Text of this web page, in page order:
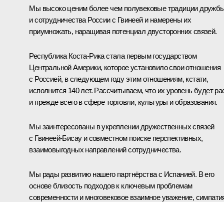
Мы высоко ценим более чем полувековые традиции
и сотрудничества России с Гвинеей и намерены их
приумножать, наращивая потенциал двусторонних связей.
Республика Коста-Рика стала первым государством
Центральной Америки, которое установило свои отношения
с Россией, в следующем году этим отношениям, кстати,
исполнится 140 лет. Рассчитываем, что их уровень будет
и прежде всего в сфере торговли, культуры и образования.
Мы заинтересованы в укреплении дружественных связей
с Гвинеей-Бисау и совместном поиске перспективных,
взаимовыгодных направлений сотрудничества.
Мы рады развитию нашего партнёрства с Испанией. В его
основе близость подходов к ключевым проблемам
современности и многовековое взаимное уважение,